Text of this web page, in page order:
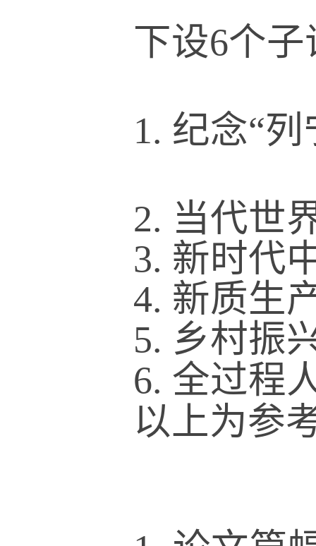
下设6个
1. 纪念“
2. 当代世
3. 新时代
4. 新质生
5. 乡村振
6. 全过程
以上为参